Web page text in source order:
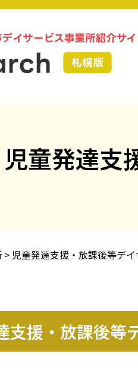
児童発達支
> 児童発達支援・放課後等デ
支援・放課後等